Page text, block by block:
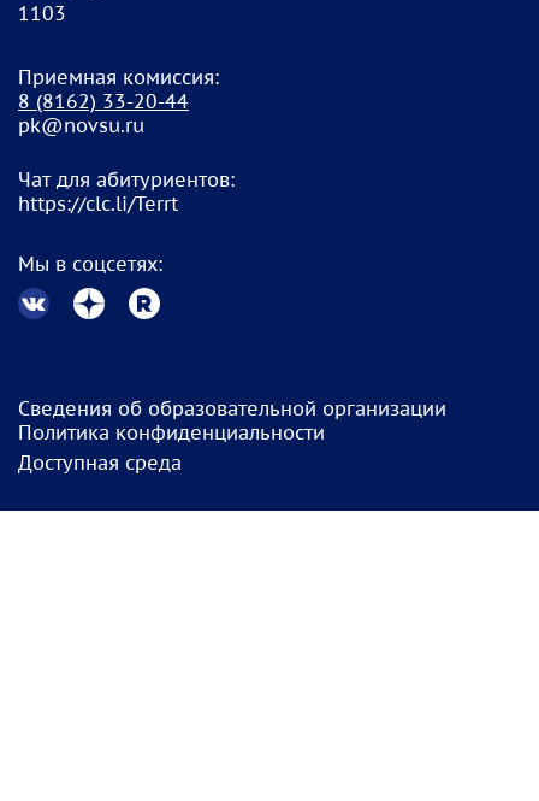
1103
Приемная комиссия:
8 (8162) 33-20-44
pk@novsu.ru
Чат для абитуриентов:
https://clc.li/Terrt
Мы в соцсетях:
Сведения об образовательной организации
Политика конфиденциальности
Доступная среда